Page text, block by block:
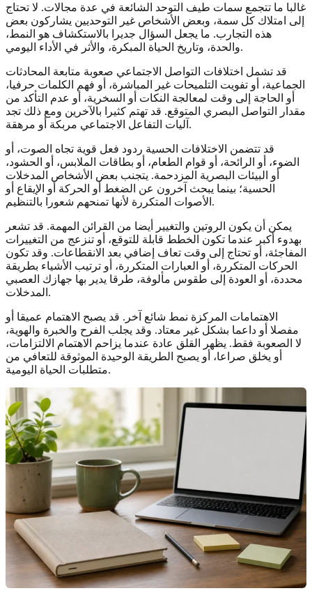
غالبا ما تتجمع سمات طيف التوحد الشائعة في عدة مجالات. لا تحتاج
إلى امتلاك كل سمة، وبعض الأشخاص غير التوحديين يشاركون بعض
هذه التجارب. ما يجعل السؤال جديرا بالاستكشاف هو النمط،
والحدة، وتاريخ الحياة المبكرة، والأثر في الأداء اليومي.
قد تشمل اختلافات التواصل الاجتماعي صعوبة متابعة المحادثات
الجماعية، أو تفويت التلميحات غير المباشرة، أو فهم الكلمات حرفيا،
أو الحاجة إلى وقت لمعالجة النكات أو السخرية، أو عدم التأكد من
مقدار التواصل البصري المتوقع. قد تهتم كثيرا بالآخرين ومع ذلك تجد
آليات التفاعل الاجتماعي مربكة أو مرهقة.
قد تتضمن الاختلافات الحسية ردود فعل قوية تجاه الصوت، أو
الضوء، أو الرائحة، أو قوام الطعام، أو بطاقات الملابس، أو الحشود،
أو البيئات البصرية المزدحمة. يتجنب بعض الأشخاص المدخلات
الحسية؛ بينما يبحث آخرون عن الضغط أو الحركة أو الإيقاع أو
الأصوات المتكررة لأنها تمنحهم شعورا بالتنظيم.
يمكن أن يكون الروتين والتغيير أيضا من القرائن المهمة. قد تشعر
بهدوء أكبر عندما تكون الخطط قابلة للتوقع، أو تنزعج من التغييرات
المفاجئة، أو تحتاج إلى وقت تعاف إضافي بعد الانقطاعات. وقد تكون
الحركات المتكررة، أو العبارات المتكررة، أو ترتيب الأشياء بطريقة
محددة، أو العودة إلى طقوس مألوفة، طرقا يدير بها جهازك العصبي
المدخلات.
الاهتمامات المركزة نمط شائع آخر. قد يصبح الاهتمام عميقا أو
مفصلا أو داعما بشكل غير معتاد. وقد يجلب الفرح والخبرة والهوية،
لا الصعوبة فقط. يظهر القلق عادة عندما يزاحم الاهتمام الالتزامات،
أو يخلق صراعا، أو يصبح الطريقة الوحيدة الموثوقة للتعافي من
متطلبات الحياة اليومية.